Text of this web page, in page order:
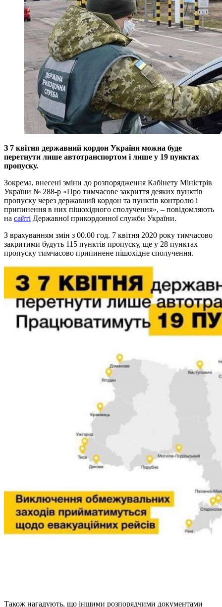
З 7 квітня державний кордон України можна буде
перетнути лише автотранспортом і лише у 19 пунктах
пропуску.
Зокрема, внесені зміни до розпорядження Кабінету Міністрів
України № 288-р «Про тимчасове закриття деяких пунктів
пропуску через державний кордон та пунктів контролю і
припинення в них пішохідного сполучення», – повідомляють
на сайті Державної прикордонної служби України.
З врахуванням змін з 00.00 год. 7 квітня 2020 року тимчасово
закритими будуть 115 пунктів пропуску, ще у 28 пунктах
пропуску тимчасово припинене пішохідне сполучення.
Також нагадують, що іншими розпорядчими документами